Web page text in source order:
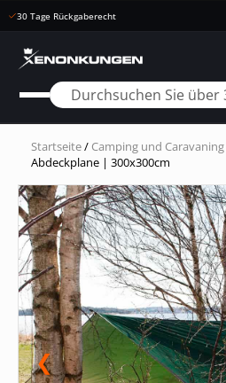
Schnelle Lieferung
Startseite/ Camping und Caravaning
Abdeckplane | 300x300cm
❮